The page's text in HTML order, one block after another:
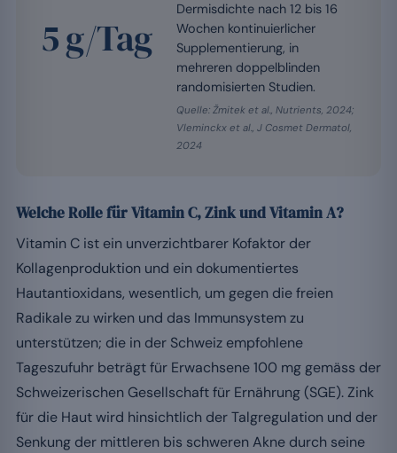
5 g/Tag
Dermisdichte nach 12 bis 16
Wochen kontinuierlicher
Supplementierung, in
mehreren doppelblinden
randomisierten Studien.
Quelle: Žmitek et al., Nutrients, 2024;
Vleminckx et al., J Cosmet Dermatol,
2024
Welche Rolle für Vitamin C, Zink und Vitamin A?
Vitamin C ist ein unverzichtbarer Kofaktor der
Kollagenproduktion und ein dokumentiertes
Hautantioxidans, wesentlich, um gegen die freien
Radikale zu wirken und das Immunsystem zu
unterstützen; die in der Schweiz empfohlene
Tageszufuhr beträgt für Erwachsene 100 mg gemäss der
Schweizerischen Gesellschaft für Ernährung (SGE). Zink
für die Haut wird hinsichtlich der Talgregulation und der
Senkung der mittleren bis schweren Akne durch seine